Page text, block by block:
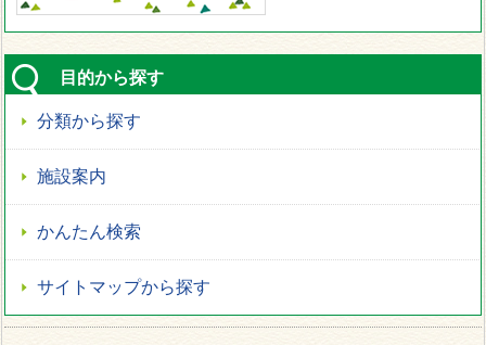
目的から探す
分類から探す
施設案内
かんたん検索
サイトマップから探す